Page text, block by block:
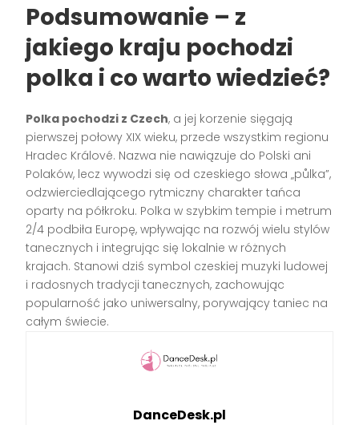
Podsumowanie – z
jakiego kraju pochodzi
polka i co warto wiedzieć?
Polka pochodzi z Czech, a jej korzenie sięgają
pierwszej połowy XIX wieku, przede wszystkim regionu
Hradec Králové. Nazwa nie nawiązuje do Polski ani
Polaków, lecz wywodzi się od czeskiego słowa „půlka”,
odzwierciedlającego rytmiczny charakter tańca
oparty na półkroku. Polka w szybkim tempie i metrum
2/4 podbiła Europę, wpływając na rozwój wielu stylów
tanecznych i integrując się lokalnie w różnych
krajach. Stanowi dziś symbol czeskiej muzyki ludowej
i radosnych tradycji tanecznych, zachowując
popularność jako uniwersalny, porywający taniec na
całym świecie.
DanceDesk.pl